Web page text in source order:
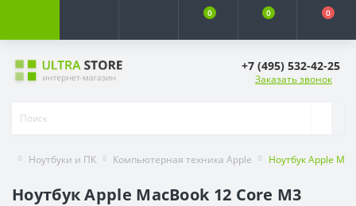
0 0 0
+7 (495) 532-42-25
Заказать звонок
Ноутбуки и ПК Компьютерная техника Apple Ноутбук Apple
Ноутбук Apple MacBook 12 Core M3